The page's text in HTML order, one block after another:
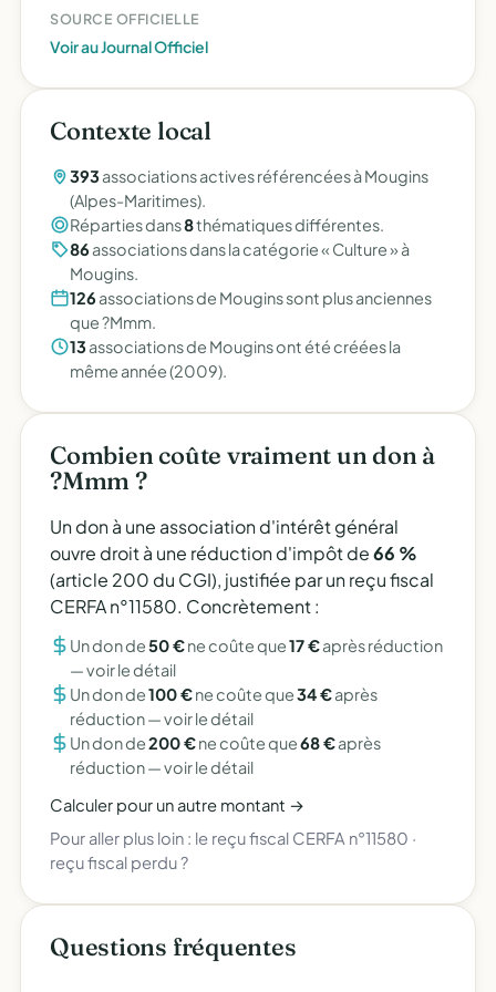
SOURCE OFFICIELLE
Voir au Journal Officiel
Contexte local
393associations actives référencées à Mougins
(Alpes-Maritimes).
Réparties dans8thématiques différentes.
86 associations dans la catégorie « Culture » à
Mougins.
126 associations de Mougins sont plus anciennes
que ?Mmm.
13associations de Mougins ont été créées la
même année (2009).
Combien coûte vraiment un don à
?Mmm ?
Un don à une association d'intérêt général
ouvre droit à une réduction d'impôt de66 %
(article 200 du CGI), justifiée par un reçu fiscal
CERFA n°11580. Concrètement :
Un don de50 €ne coûte que17 €après réduction
—voir le détail
Un don de100 €ne coûte que34 €après
réduction —voir le détail
Un don de200 €ne coûte que68 €après
réduction —voir le détail
Calculer pour un autre montant →
Pour aller plus loin : le reçu fiscal CERFA n°11580 ·
reçu fiscal perdu ?
Questions fréquentes